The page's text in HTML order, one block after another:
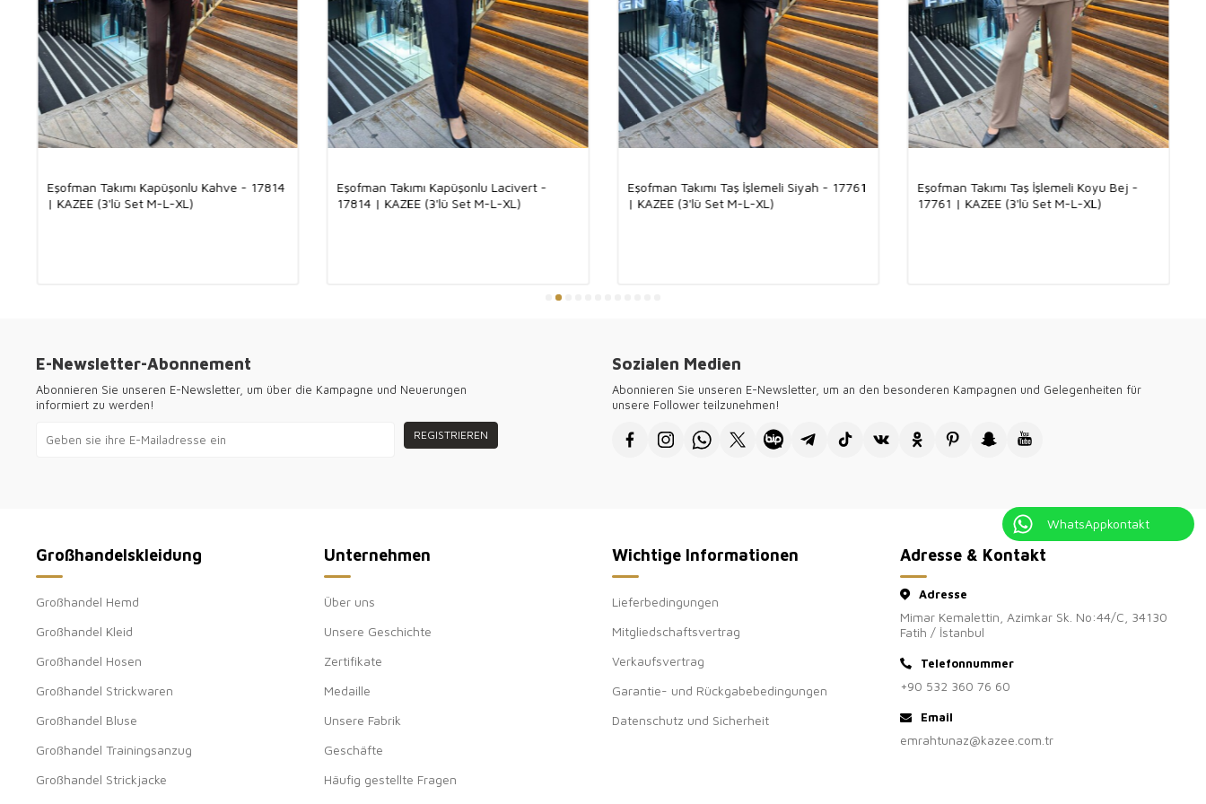
WhatsAppkontakt
bei Modebewussten beliebt, während ihre trendigen Schnitte jedem Stil gefallen.
Aus diesem Grund sind Trainingsanzüge die perfekte Wahl für alle, die Wert auf
Stil und Funktionalität legen.
Das türkische Qualitäts-Special für Ihre Boutiquen und den Großhandel
Als Kazee bieten wir sowohl Boutiquebesitzern als auch Großhandelskäufern mit
unseren hochwertigen, in der Türkei hergestellten Damenbekleidungskollektionen
besondere Lösungen. Unsere stilvollen, modernen und zeitlosen Designs,
kombiniert mit der Haltbarkeit und hochwertigen Verarbeitung türkischer Textilien,
bieten Ihren Kunden ein einzigartiges Erlebnis.
trendigen Produkten aus der Türkei. Wenn Sie auf der Suche nach besonderen
Designs für Ihre Boutiquen sind, entdecken Sie unsere Kollektionen, die mit ihren
wettbewerbsfähigen Großhandelspreisen an. Unsere Kollektionen sind auf die
neuesten Trends abgestimmt und erfreuen sich großer Beliebtheit bei deutschen
Kundinnen. Wählen Sie uns für eine zuverlässige Erfahrung und höchste
Zufriedenheit.
● Vielen Dank für Ihren Besuch in unserem Großhandelsgeschäft für
Eşofman Takımı Kapüşonlu Kahve - 17814
| KAZEE (3'lü Set M-L-XL)
Eşofman Takımı Kapüşonlu Lacivert -
17814 | KAZEE (3'lü Set M-L-XL)
Eşofman Takımı Taş İşlemeli Siyah - 17761
| KAZEE (3'lü Set M-L-XL)
Eşofman Takımı Taş İşlemeli Koyu Bej -
17761 | KAZEE (3'lü Set M-L-XL)
E-Newsletter-Abonnement
Abonnieren Sie unseren E-Newsletter, um über die Kampagne und Neuerungen
informiert zu werden!
REGISTRIEREN
Sozialen Medien
Abonnieren Sie unseren E-Newsletter, um an den besonderen Kampagnen und Gelegenheiten für
unsere Follower teilzunehmen!
Großhandelskleidung
Großhandel Hemd
Großhandel Kleid
Großhandel Hosen
Großhandel Strickwaren
Großhandel Bluse
Großhandel Trainingsanzug
Großhandel Strickjacke
Unternehmen
Über uns
Unsere Geschichte
Zertifikate
Medaille
Unsere Fabrik
Geschäfte
Häufig gestellte Fragen
Wichtige Informationen
Lieferbedingungen
Mitgliedschaftsvertrag
Verkaufsvertrag
Garantie- und Rückgabebedingungen
Datenschutz und Sicherheit
Adresse & Kontakt
Adresse
Mimar Kemalettin, Azimkar Sk. No:44/C, 34130
Fatih / İstanbul
Telefonnummer
+90 532 360 76 60
Email
emrahtunaz@kazee.com.tr